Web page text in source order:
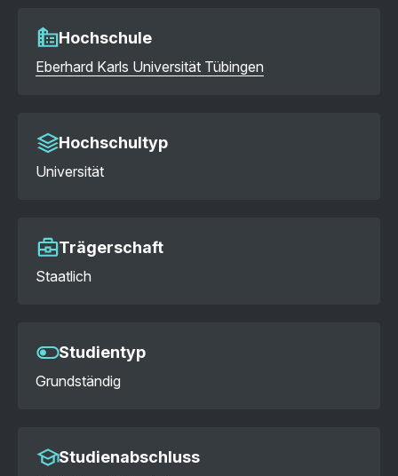
Hochschule
Eberhard Karls Universität Tübingen
Hochschultyp
Universität
Trägerschaft
Staatlich
Studientyp
Grundständig
Studienabschluss